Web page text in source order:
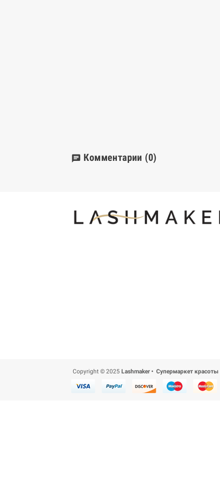
chat Комментарии (0)
Copyright © 2025 Lashmaker • Супермаркет